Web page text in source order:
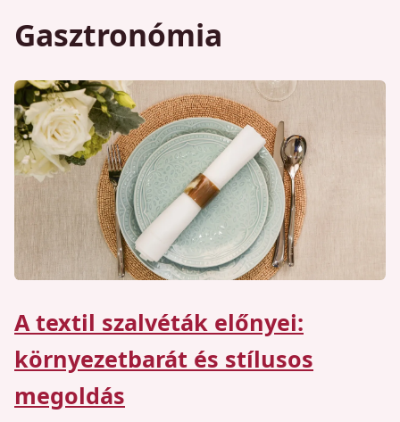
Gasztronómia
A textil szalvéták előnyei:
környezetbarát és stílusos
megoldás